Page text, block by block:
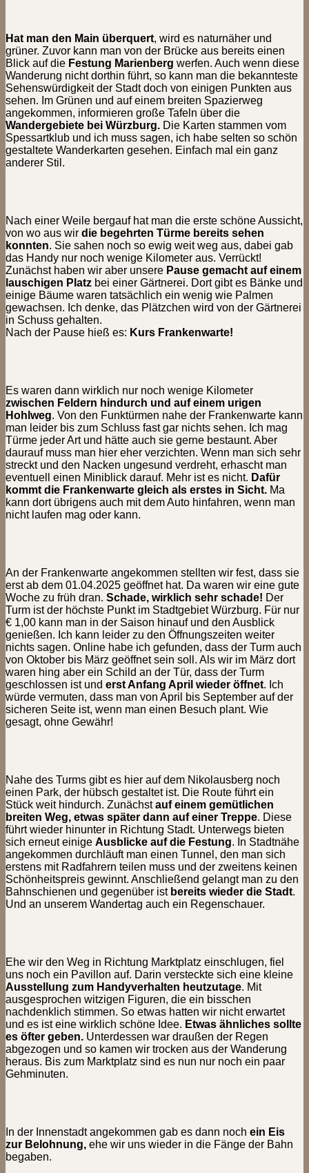
Hat man den Main überquert, wird es naturnäher und
grüner. Zuvor kann man von der Brücke aus bereits einen
Blick auf die Festung Marienberg werfen. Auch wenn diese
Wanderung nicht dorthin führt, so kann man die bekannteste
Sehenswürdigkeit der Stadt doch von einigen Punkten aus
sehen. Im Grünen und auf einem breiten Spazierweg
angekommen, informieren große Tafeln über die
Wandergebiete bei Würzburg. Die Karten stammen vom
Spessartklub und ich muss sagen, ich habe selten so schön
gestaltete Wanderkarten gesehen. Einfach mal ein ganz
anderer Stil.
Nach einer Weile bergauf hat man die erste schöne Aussicht,
von wo aus wir die begehrten Türme bereits sehen
konnten. Sie sahen noch so ewig weit weg aus, dabei gab
das Handy nur noch wenige Kilometer aus. Verrückt!
Zunächst haben wir aber unsere Pause gemacht auf einem
lauschigen Platz bei einer Gärtnerei. Dort gibt es Bänke und
einige Bäume waren tatsächlich ein wenig wie Palmen
gewachsen. Ich denke, das Plätzchen wird von der Gärtnerei
in Schuss gehalten.
Nach der Pause hieß es: Kurs Frankenwarte!
Es waren dann wirklich nur noch wenige Kilometer
zwischen Feldern hindurch und auf einem urigen
Hohlweg. Von den Funktürmen nahe der Frankenwarte kann
man leider bis zum Schluss fast gar nichts sehen. Ich mag
Türme jeder Art und hätte auch sie gerne bestaunt. Aber
daurauf muss man hier eher verzichten. Wenn man sich sehr
streckt und den Nacken ungesund verdreht, erhascht man
eventuell einen Miniblick darauf. Mehr ist es nicht. Dafür
kommt die Frankenwarte gleich als erstes in Sicht. Ma
kann dort übrigens auch mit dem Auto hinfahren, wenn man
nicht laufen mag oder kann.
An der Frankenwarte angekommen stellten wir fest, dass sie
erst ab dem 01.04.2025 geöffnet hat. Da waren wir eine gute
Woche zu früh dran. Schade, wirklich sehr schade! Der
Turm ist der höchste Punkt im Stadtgebiet Würzburg. Für nur
€ 1,00 kann man in der Saison hinauf und den Ausblick
genießen. Ich kann leider zu den Öffnungszeiten weiter
nichts sagen. Online habe ich gefunden, dass der Turm auch
von Oktober bis März geöffnet sein soll. Als wir im März dort
waren hing aber ein Schild an der Tür, dass der Turm
geschlossen ist und erst Anfang April wieder öffnet. Ich
würde vermuten, dass man von April bis September auf der
sicheren Seite ist, wenn man einen Besuch plant. Wie
gesagt, ohne Gewähr!
Nahe des Turms gibt es hier auf dem Nikolausberg noch
einen Park, der hübsch gestaltet ist. Die Route führt ein
Stück weit hindurch. Zunächstauf einem gemütlichen
breiten Weg, etwas später dann auf einer Treppe. Diese
führt wieder hinunter in Richtung Stadt. Unterwegs bieten
sich erneut einige Ausblicke auf die Festung. In Stadtnähe
angekommen durchläuft man einen Tunnel, den man sich
erstens mit Radfahrern teilen muss und der zweitens keinen
Schönheitspreis gewinnt. Anschließend gelangt man zu den
Bahnschienen und gegenüber ist bereits wieder die Stadt.
Und an unserem Wandertag auch ein Regenschauer.
Ehe wir den Weg in Richtung Marktplatz einschlugen, fiel
uns noch ein Pavillon auf. Darin versteckte sich eine kleine
Ausstellung zum Handyverhalten heutzutage. Mit
ausgesprochen witzigen Figuren, die ein bisschen
nachdenklich stimmen. So etwas hatten wir nicht erwartet
und es ist eine wirklich schöne Idee. Etwas ähnliches sollte
es öfter geben. Unterdessen war draußen der Regen
abgezogen und so kamen wir trocken aus der Wanderung
heraus. Bis zum Marktplatz sind es nun nur noch ein paar
Gehminuten.
In der Innenstadt angekommen gab es dann noch ein Eis
zur Belohnung, ehe wir uns wieder in die Fänge der Bahn
begaben.